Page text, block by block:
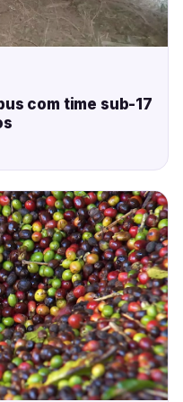
com time sub-17